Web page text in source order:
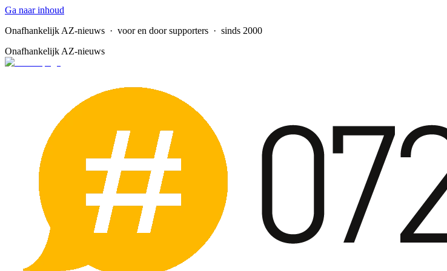
Ga naar inhoud
Onafhankelijk AZ-nieuws · voor en door supporters · sinds 2000
Onafhankelijk AZ-nieuws